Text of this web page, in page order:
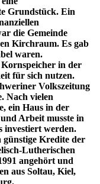
Grundstück. Ein
die Gemeinde
Kirchraum. Es gab
waren.
Kornspeicher in der
für sich nutzen.
Volkszeitung
Nach vielen
ein Haus in der
Arbeit musste in
investiert werden.
Kredite der
Lutherischen
angehört und
aus Soltau, Kiel,